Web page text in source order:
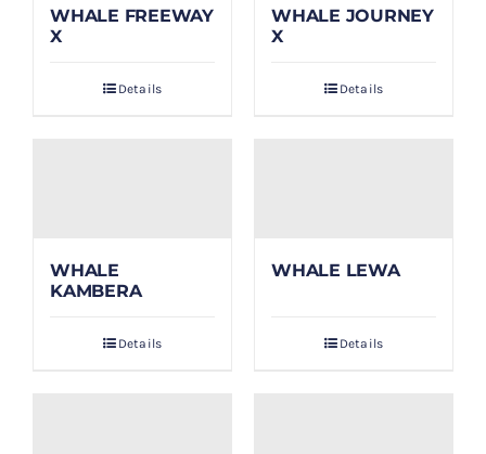
WHALE FREEWAY
X
Details
WHALE JOURNEY
X
Details
WHALE
KAMBERA
Details
WHALE LEWA
Details